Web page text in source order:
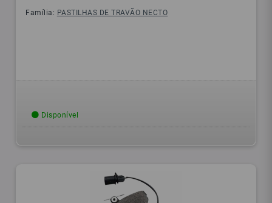
Família: PASTILHAS DE TRAVÃO NECTO
Disponível